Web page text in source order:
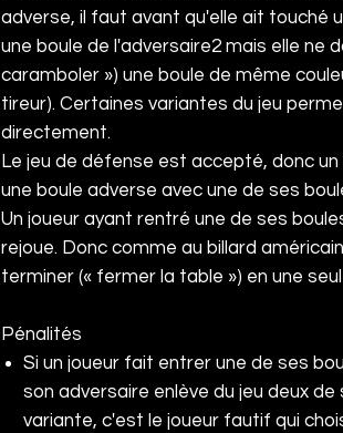
adverse, il faut avant qu'elle ait touché
une boule de l'adversaire2 mais elle ne
caramboler ») une boule de même
tireur). Certaines variantes du jeu
directement.
Le jeu de défense est accepté, donc
une boule adverse avec une de ses
Un joueur ayant rentré une de ses
rejoue. Donc comme au billard
terminer (« fermer la table ») en une
Pénalités
Si un joueur fait entrer une de ses
son adversaire enlève du jeu deux de
variante, c'est le joueur fautif qui